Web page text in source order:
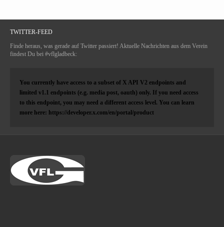
TWITTER-FEED
Finde heraus, was gerade auf Twitter passiert! Aktuelle Nachrichten aus dem Verein
findest Du bei #vflgladbeck:
You currently have access to a subset of X API V2 endpoints and
limited v1.1 endpoints (e.g. media post, oauth) only. If you need access
to this endpoint, you may need a different access level. You can learn
more here: https://developer.x.com/en/portal/product